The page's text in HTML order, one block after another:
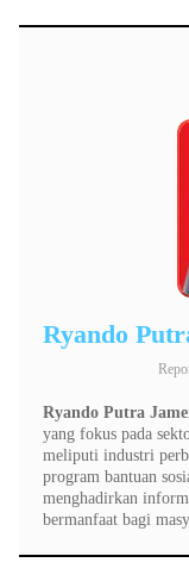
Ryando
Ryando Putra
yang fokus pada
meliputi industri
program bantuan
menghadirkan
bermanfaat bagi